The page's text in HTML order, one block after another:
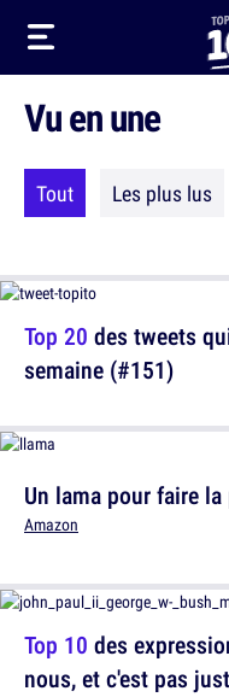
Vu en une
Tout Les plus lus
Top 20 des tweets
semaine (#151)
Un lama pour faire
Amazon
Top 10 des
nous, et c'est pas